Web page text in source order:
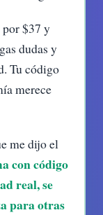
$37 y
dudas y
Tu código
merece
me dijo el
con código
real, se
para otras